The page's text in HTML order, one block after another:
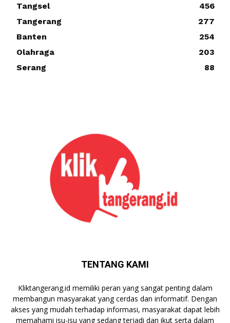
Tangsel
456
Tangerang
277
Banten
254
Olahraga
203
Serang
88
TENTANG KAMI
Kliktangerang.id memiliki peran yang sangat penting dalam
membangun masyarakat yang cerdas dan informatif. Dengan
akses yang mudah terhadap informasi, masyarakat dapat lebih
memahami isu-isu yang sedang terjadi dan ikut serta dalam